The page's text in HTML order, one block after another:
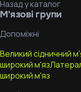
Назад у каталог
М'язові групи
Допоміжні
Великий сідничний
широкий м'яз
широкий м'яз